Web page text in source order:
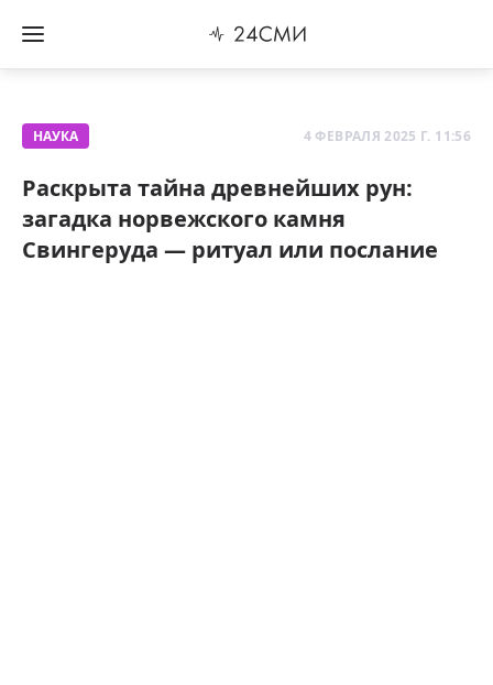
НАУКА 4 ФЕВРАЛЯ 2025 Г. 11:56
Раскрыта тайна древнейших рун:
загадка норвежского камня
Свингеруда — ритуал или послание